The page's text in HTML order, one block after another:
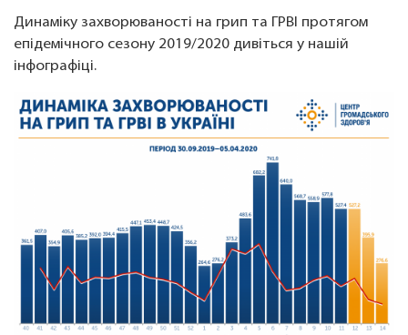
Динаміку захворюваності на грип та ГРВІ протягом
епідемічного сезону 2019/2020 дивіться у нашій
інфографіці.